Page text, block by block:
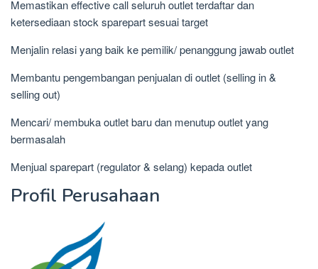
Memastikan effective call seluruh outlet terdaftar dan
ketersediaan stock sparepart sesuai target
Menjalin relasi yang baik ke pemilik/ penanggung jawab outlet
Membantu pengembangan penjualan di outlet (selling in &
selling out)
Mencari/ membuka outlet baru dan menutup outlet yang
bermasalah
Menjual sparepart (regulator & selang) kepada outlet
Profil Perusahaan